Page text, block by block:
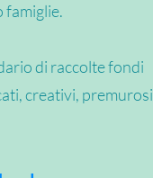
famiglie.
di raccolte fondi
creativi, premurosi